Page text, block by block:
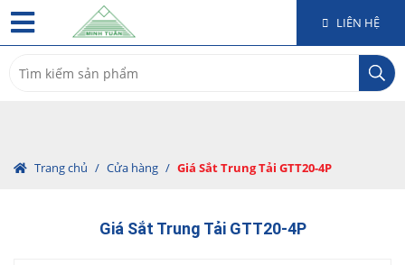
LIÊN HỆ
for:
Trang chủ / Cửa hàng / Giá Sắt Trung Tải GTT20-4P
Giá Sắt Trung Tải GTT20-4P